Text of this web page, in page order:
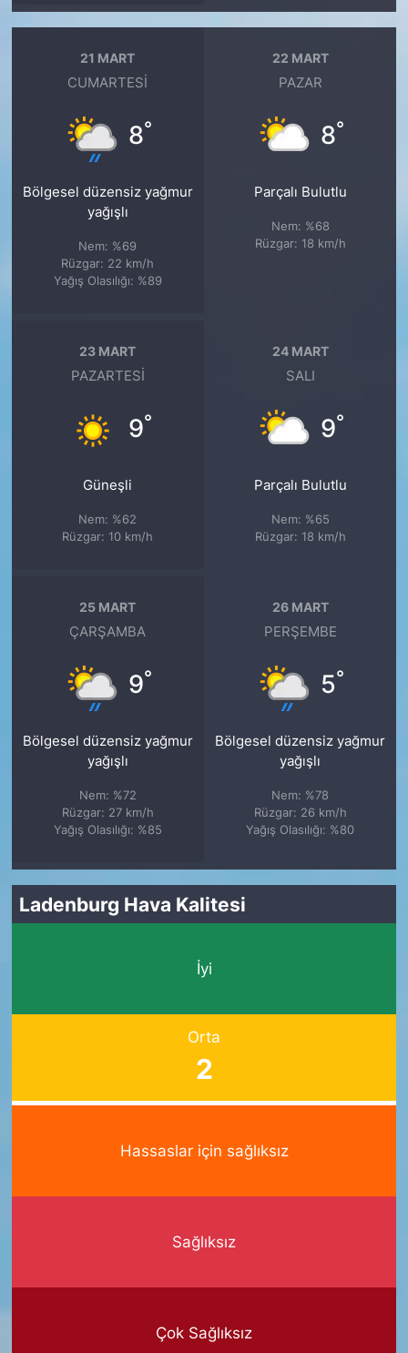
21 MART
CUMARTESI
8°
Bölgesel düzensiz yağmur
yağışlı
Nem: %69
Rüzgar: 22 km/h
Yağış Olasılığı: %89
22 MART
PAZAR
8°
Parçalı Bulutlu
Nem: %68
Rüzgar: 18 km/h
23 MART
PAZARTESI
9°
Güneşli
Nem: %62
Rüzgar: 10 km/h
24 MART
SALI
9°
Parçalı Bulutlu
Nem: %65
Rüzgar: 18 km/h
25 MART
ÇARŞAMBA
9°
Bölgesel düzensiz yağmur
yağışlı
Nem: %72
Rüzgar: 27 km/h
Yağış Olasılığı: %85
26 MART
PERŞEMBE
5°
Bölgesel düzensiz yağmur
yağışlı
Nem: %78
Rüzgar: 26 km/h
Yağış Olasılığı: %80
Ladenburg Hava Kalitesi
İyi
Orta
2
Hassaslar için sağlıksız
Sağlıksız
Çok Sağlıksız